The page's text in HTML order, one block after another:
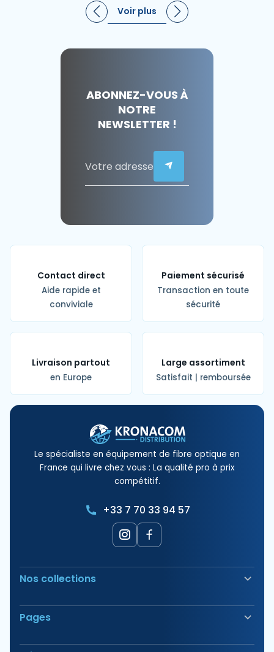
Voir plus
ABONNEZ-VOUS À
NOTRE
NEWSLETTER !
Contact direct
Aide rapide et
conviviale
Paiement sécurisé
Transaction en toute
sécurité
Livraison partout
en Europe
Large assortiment
Satisfait | remboursée
Le spécialiste en équipement de fibre optique en
France qui livre chez vous : La qualité pro à prix
compétitif.
+33 7 70 33 94 57
Nos collections
Soudeuse Fibre Optique
Sécurité & Balisage
Outillage
Pages
Nos Produits